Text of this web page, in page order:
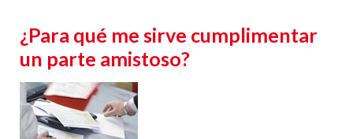
¿Para qué me sirve cumplimentar
un parte amistoso?